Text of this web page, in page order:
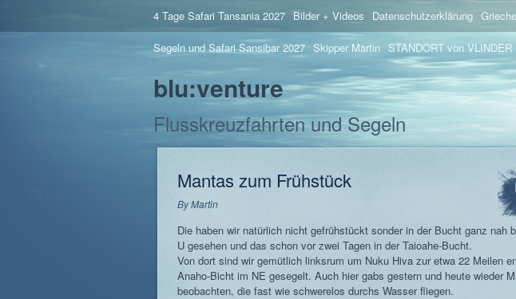
4 Tage Safari Tansania 2027 Bilder + Videos Datenschutzerklärung
Segeln und Safari Sansibar 2027 Skipper Martin STANDORT von VLINDER
blu:venture
Flusskreuzfahrten und Segeln
Mantas zum Frühstück
ByMartin
Die haben wir natürlich nicht gefrühstückt sonder in der Bucht ganz nah
U gesehen und das schon vor zwei Tagen in der Taioahe-Bucht.
Von dort sind wir gemütlich linksrum um Nuku Hiva zur etwa 22 Meilen
Anaho-Bicht im NE gesegelt. Auch hier gabs gestern und heute wieder
beobachten, die fast wie schwerelos durchs Wasser fliegen.